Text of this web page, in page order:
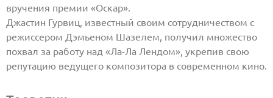
вручения премии «Оскар».
Джастин Гурвиц, известный своим сотрудничеством с
режиссером Дэмьеном Шазелем, получил множество
похвал за работу над «Ла-Ла Лендом», укрепив свою
репутацию ведущего композитора в современном кино.